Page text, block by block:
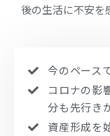
後の生活に不安を
今のペース
コロナの影
分も先行き
資産形成を